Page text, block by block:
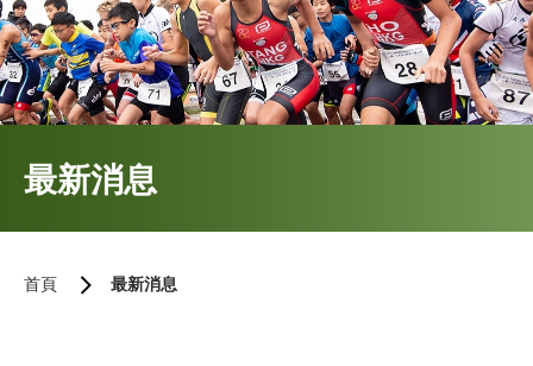
首頁
最新消息
首頁 最新消息